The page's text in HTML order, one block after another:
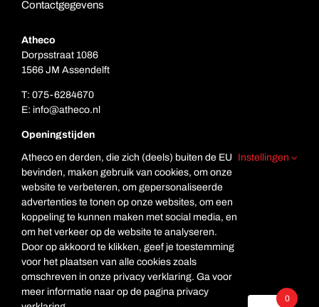
Contactgegevens
Atheco
Dorpsstraat 1086
1566 JM Assendelft
T: 075-6284670
E: info@atheco.nl
Openingstijden
Za: Gesloten
Zo. Gesloten
© Copyright Atheco 0
Atheco en derden, die zich (deels) buiten de EU
bevinden, maken gebruik van cookies, om onze
website te verbeteren, om gepersonaliseerde
advertenties te tonen op onze websites, om een
koppeling te kunnen maken met social media, en
om het verkeer op de website te analyseren.
Door op akkoord te klikken, geef je toestemming
voor het plaatsen van alle cookies zoals
omschreven in onze privacy verklaring. Ga voor
meer informatie naar op de pagina privacy
Instellingen